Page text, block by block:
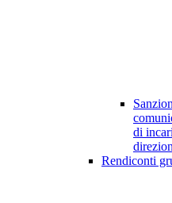
di
Rendiconti